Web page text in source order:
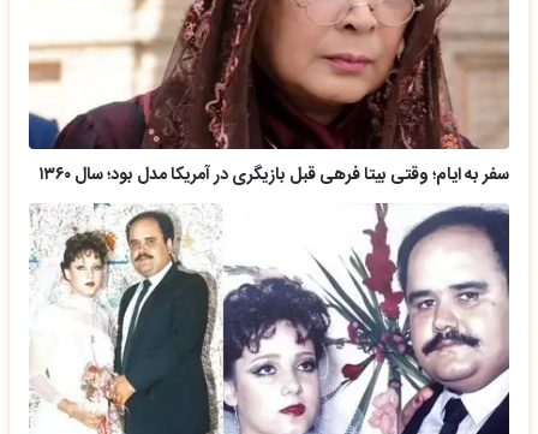
سفر به ایام؛ وقتی بیتا فرهی قبل بازیگری در آمریکا مدل بود؛ سال ۱۳۶۰